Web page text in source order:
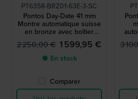
PT6358-BRZ01-63E-3-SC
Pontos Day-Date 41 mm
Montre automatique suisse
en bronze avec boîtier
patiné et bracelet en cuir
noir
2 250,00 € 1 599,95 €
● En stock
Comparer
3